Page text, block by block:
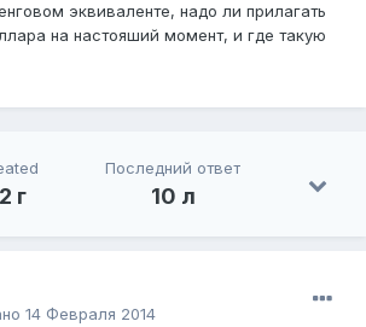
эквиваленте, надо ли прилагать
на настояший момент, и где такую
г
Последний ответ
10 л
14 Февраля 2014